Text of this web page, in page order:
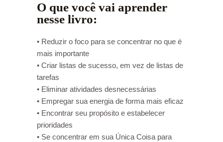
O que você vai aprender
nesse livro:
• Reduzir o foco para se concentrar no que é
mais importante
• Criar listas de sucesso, em vez de listas de
tarefas
• Eliminar atividades desnecessárias
• Empregar sua energia de forma mais eficaz
• Encontrar seu propósito e estabelecer
prioridades
• Se concentrar em sua Única Coisa para